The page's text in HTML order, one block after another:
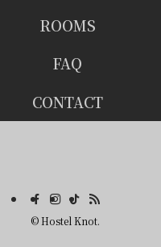
ROOMS
FAQ
CONTACT
©Hostel Knot.